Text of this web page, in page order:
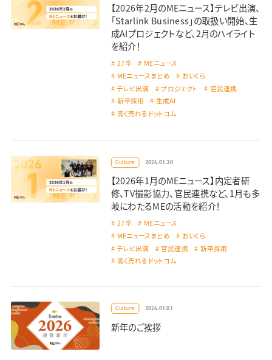
【2026年2月のMEニュース】テレビ出演、
「Starlink Business」の取扱い開始、生
成AIプロジェクトなど、2月のハイライト
を紹介！
27卒 MEニュース
MEニュースまとめ おいくら
テレビ出演 プロジェクト
官民連携
新卒採用
生成AI
高く売れるドットコム
Culture 2026.01.30
【2026年1月のMEニュース】内定者研
修、TV撮影協力、官民連携など、1月も多
岐にわたるMEの活動を紹介！
27卒 MEニュース
MEニュースまとめ おいくら
テレビ出演 官民連携
新卒採用
高く売れるドットコム
Culture 2026.01.01
新年のご挨拶